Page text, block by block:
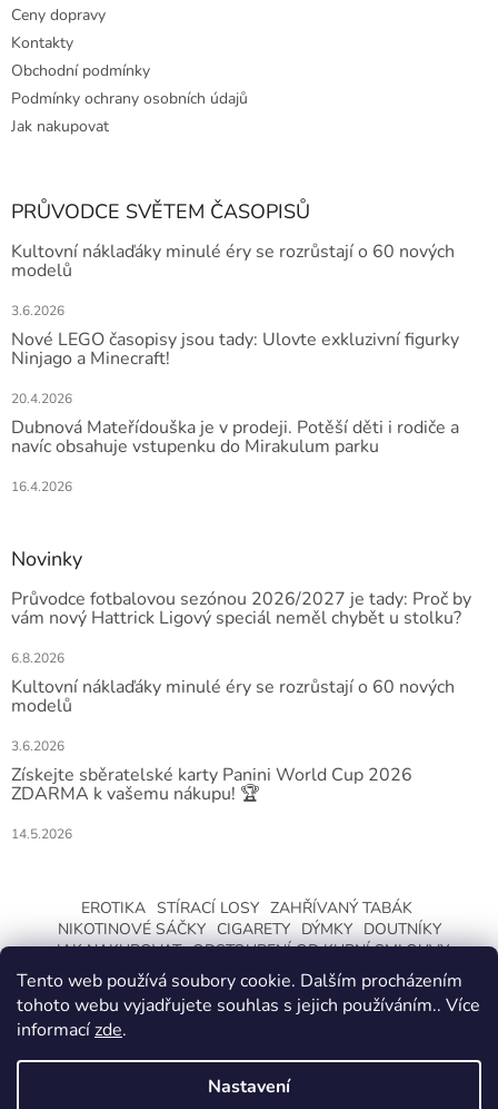
Tento web používá soubory cookie. Dalším procházením
tohoto webu vyjadřujete souhlas s jejich používáním.. Více
informacízde.
Nastavení
Ceny dopravy
Kontakty
Obchodní podmínky
Podmínky ochrany osobních údajů
Jak nakupovat
PRŮVODCE SVĚTEM ČASOPISŮ
Kultovní náklaďáky minulé éry se rozrůstají o 60 nových
modelů
3.6.2026
Nové LEGO časopisy jsou tady: Ulovte exkluzivní figurky
Ninjago a Minecraft!
20.4.2026
Dubnová Mateřídouška je v prodeji. Potěší děti i rodiče a
navíc obsahuje vstupenku do Mirakulum parku
16.4.2026
Novinky
Průvodce fotbalovou sezónou 2026/2027 je tady: Proč by
vám nový Hattrick Ligový speciál neměl chybět u stolku?
6.8.2026
Kultovní náklaďáky minulé éry se rozrůstají o 60 nových
modelů
3.6.2026
Získejte sběratelské karty Panini World Cup 2026
ZDARMA k vašemu nákupu! 🏆
14.5.2026
EROTIKA STÍRACÍ LOSY ZAHŘÍVANÝ TABÁK
NIKOTINOVÉ SÁČKY CIGARETY DÝMKY
DOUTNÍKY
JAK NAKUPOVAT ODSTOUPENÍ OD KUPNÍ SMLOUVY
Vytvořil Shoptet